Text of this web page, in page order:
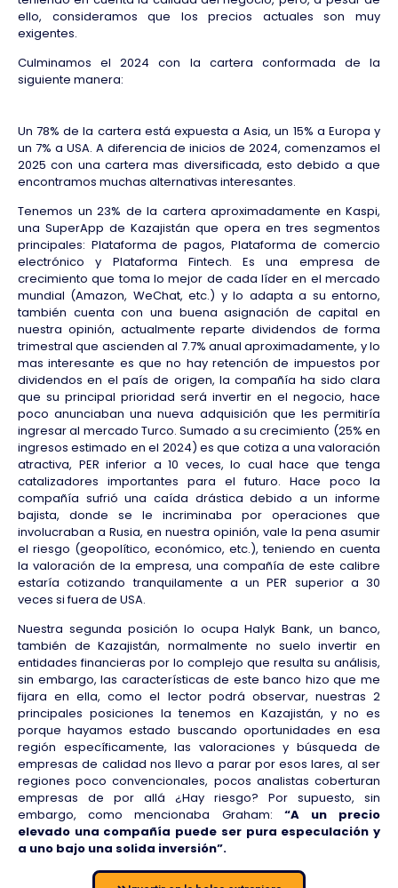
ello, consideramos que los precios actuales son muy
exigentes.
Culminamos el 2024 con la cartera conformada de la
siguiente manera:
Un 78% de la cartera está expuesta a Asia, un 15% a Europa y
un 7% a USA. A diferencia de inicios de 2024, comenzamos el
2025 con una cartera mas diversificada, esto debido a que
encontramos muchas alternativas interesantes.
Tenemos un 23% de la cartera aproximadamente en Kaspi,
una SuperApp de Kazajistán que opera en tres segmentos
principales: Plataforma de pagos, Plataforma de comercio
electrónico y Plataforma Fintech. Es una empresa de
crecimiento que toma lo mejor de cada líder en el mercado
mundial (Amazon, WeChat, etc.) y lo adapta a su entorno,
también cuenta con una buena asignación de capital en
nuestra opinión, actualmente reparte dividendos de forma
trimestral que ascienden al 7.7% anual aproximadamente, y lo
mas interesante es que no hay retención de impuestos por
dividendos en el país de origen, la compañía ha sido clara
que su principal prioridad será invertir en el negocio, hace
poco anunciaban una nueva adquisición que les permitiría
ingresar al mercado Turco. Sumado a su crecimiento (25% en
ingresos estimado en el 2024) es que cotiza a una valoración
atractiva, PER inferior a 10 veces, lo cual hace que tenga
catalizadores importantes para el futuro. Hace poco la
compañía sufrió una caída drástica debido a un informe
bajista, donde se le incriminaba por operaciones que
involucraban a Rusia, en nuestra opinión, vale la pena asumir
el riesgo (geopolítico, económico, etc.), teniendo en cuenta
la valoración de la empresa, una compañía de este calibre
estaría cotizando tranquilamente a un PER superior a 30
veces si fuera de USA.
Nuestra segunda posición lo ocupa Halyk Bank, un banco,
también de Kazajistán, normalmente no suelo invertir en
entidades financieras por lo complejo que resulta su análisis,
sin embargo, las características de este banco hizo que me
fijara en ella, como el lector podrá observar, nuestras 2
principales posiciones la tenemos en Kazajistán, y no es
porque hayamos estado buscando oportunidades en esa
región específicamente, las valoraciones y búsqueda de
empresas de calidad nos llevo a parar por esos lares, al ser
regiones poco convencionales, pocos analistas coberturan
empresas de por allá ¿Hay riesgo? Por supuesto, sin
embargo, como mencionaba Graham: “A un precio
elevado una compañía puede ser pura especulación y
a uno bajo una solida inversión”.